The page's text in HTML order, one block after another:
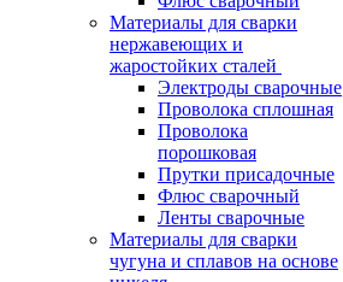
Материалы для сварки
нержавеющих и
жаростойких сталей
Электроды сварочные
Проволока сплошная
Проволока
порошковая
Прутки присадочные
Флюс сварочный
Ленты сварочные
Материалы для сварки
чугуна и сплавов на основе